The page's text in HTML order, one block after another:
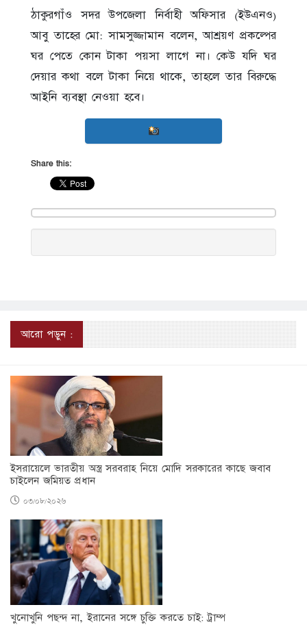
ঠাকুরগাঁও সদর উপজেলা নির্বাহী অফিসার (ইউএনও)
আবু তাহের মো: সামসুজ্জামান বলেন, আশ্রয়ণ প্রকল্পের
ঘর পেতে কোন টাকা পয়সা লাগে না। কেউ যদি ঘর
দেয়ার কথা বলে টাকা নিয়ে থাকে, তাহলে তার বিরুদ্ধে
আইনি ব্যবস্থা নেওয়া হবে।
Share this:
আরো পড়ুন :
ইসরায়েলে ভারতীয় অস্ত্র সরবরাহ নিয়ে মোদি সরকারের কাছে জবাব
চাইলেন জমিয়ত প্রধান
০৩/০৮/২০২৬
খুনোখুনি পছন্দ না, ইরানের সঙ্গে চুক্তি করতে চাই: ট্রাম্প